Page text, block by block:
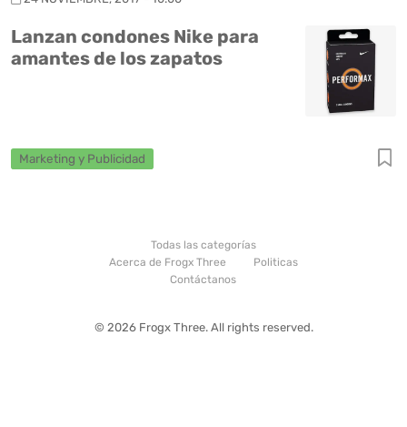
Lanzan condones Nike para
amantes de los zapatos
Marketing y Publicidad
Todas las categorías
Acerca de Frogx Three
Politicas
Contáctanos
© 2026 Frogx Three. All rights reserved.